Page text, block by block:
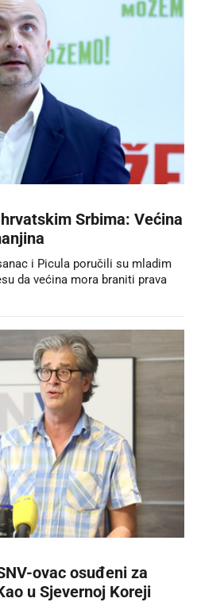
Srbima: Većina
i Picula poručili su mladim
da većina mora braniti prava
ovac osuđeni za
u Sjevernoj Koreji